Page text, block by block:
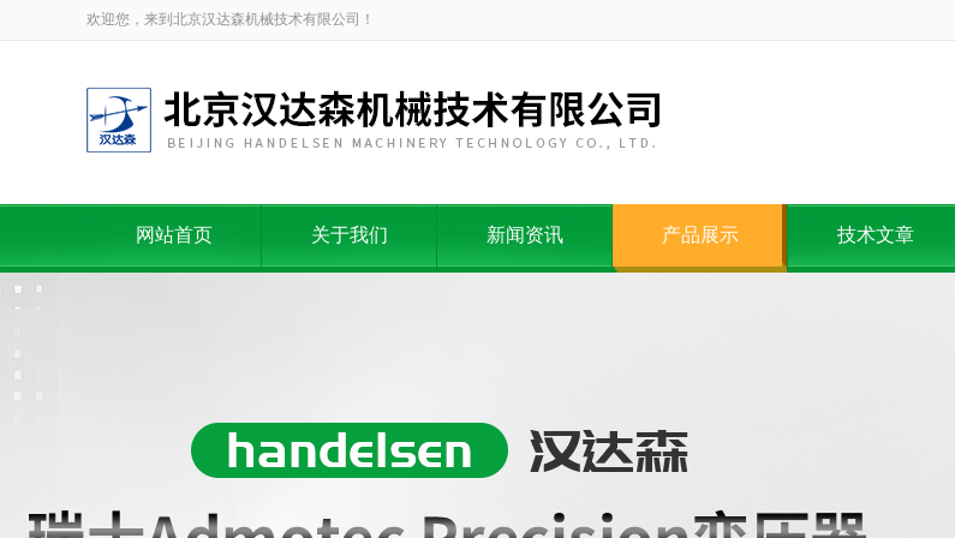
欢迎您，来到北京汉达森机械技术有限公司！
网站首页 关于我们 新闻资讯 产品展示 技术文章